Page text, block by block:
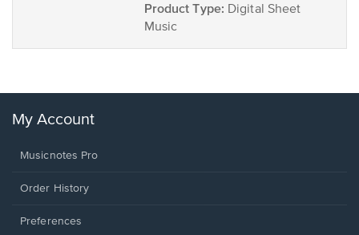
Product Type: Digital Sheet
Music
My Account
Musicnotes Pro
Order History
Preferences